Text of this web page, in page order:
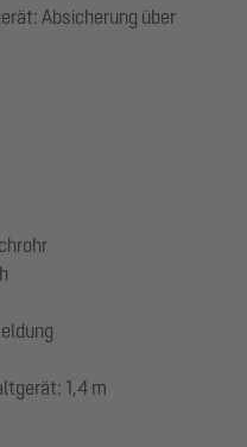
Absicherung über
1,4 m